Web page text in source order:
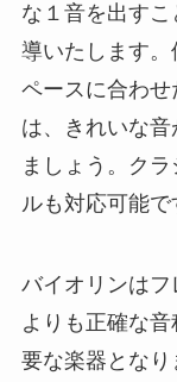
な１音を出す
導いたします
ペースに合わ
は、きれいな
ましょう。ク
ルも対応可能で
バイオリンは
よりも正確な
要な楽器とな